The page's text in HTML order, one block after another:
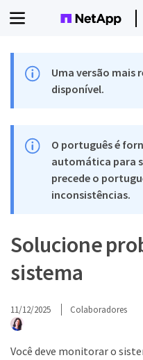
Uma versão mais
disponível.
O português é
automática para
precede o
inconsistências.
Solucione
sistema
11/12/2025 Colaboradores
Você deve monitorar o